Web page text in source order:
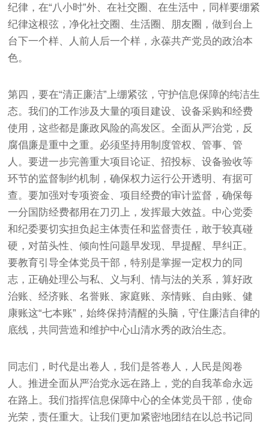
纪律，在“八小时”外、在社交圈、在生活中，同样要绷紧
纪律这根弦，净化社交圈、生活圈、朋友圈，做到台上
台下一个样、人前人后一个样，永葆共产党员的政治本
色。
第四，要在“清正廉洁”上绷紧弦，守护信息保障的纯洁生
态。我们的工作涉及大量的项目建设、设备采购和经费
使用，这些都是廉政风险的高发区。全面从严治党，反
腐倡廉是重中之重。必须坚持用制度管权、管事、管
人。要进一步完善重大项目论证、招投标、设备验收等
环节的监督制约机制，确保权力运行公开透明、有据可
查。要加强对专项资金、项目经费的审计监督，确保每
一分国防经费都用在刀刃上，发挥最大效益。中心党委
和纪委要切实担负起主体责任和监督责任，敢于较真碰
硬，对苗头性、倾向性问题早发现、早提醒、早纠正。
要教育引导全体党员干部，特别是掌握一定权力的同
志，正确处理公与私、义与利、情与法的关系，算好政
治账、经济账、名誉账、家庭账、亲情账、自由账、健
康账这“七本账”，始终保持清醒的头脑，守住廉洁自律的
底线，共同营造和维护中心山清水秀的政治生态。
同志们，时代是出卷人，我们是答卷人，人民是阅卷
人。推进全面从严治党永远在路上，党的自我革命永远
在路上。我们指挥信息保障中心的全体党员干部，使命
光荣，责任重大。让我们更加紧密地团结在以总书记同